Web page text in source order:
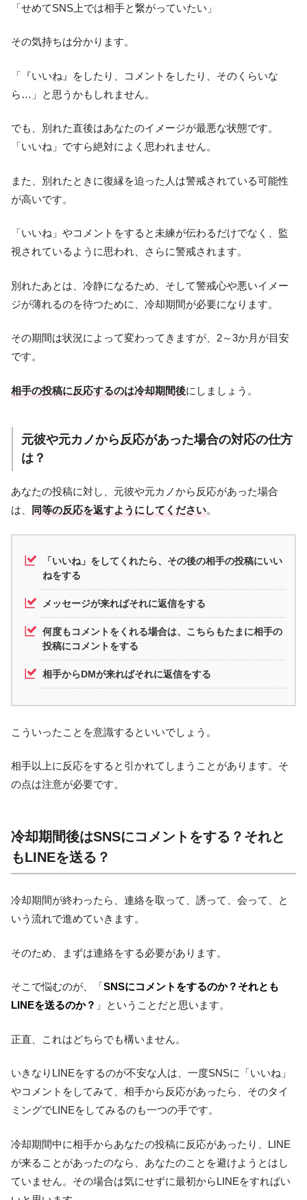
「せめてSNS上では相手と繋がっていたい」
その気持ちは分かります。
「『いいね』をしたり、コメントをしたり、そのくらいな
ら…」と思うかもしれません。
でも、別れた直後はあなたのイメージが最悪な状態です。
「いいね」ですら絶対によく思われません。
また、別れたときに復縁を迫った人は警戒されている可能性
が高いです。
「いいね」やコメントをすると未練が伝わるだけでなく、監
視されているように思われ、さらに警戒されます。
別れたあとは、冷静になるため、そして警戒心や悪いイメー
ジが薄れるのを待つために、冷却期間が必要になります。
その期間は状況によって変わってきますが、2～3か月が目安
です。
相手の投稿に反応するのは冷却期間後にしましょう。
元彼や元カノから反応があった場合の対応の仕方
は？
あなたの投稿に対し、元彼や元カノから反応があった場合
は、
同等の反応を返すようにしてください。
「いいね」をしてくれたら、その後の相手の投稿にいい
ねをする
メッセージが来ればそれに返信をする
何度もコメントをくれる場合は、こちらもたまに相手の
投稿にコメントをする
相手からDMが来ればそれに返信をする
こういったことを意識するといいでしょう。
相手以上に反応をすると引かれてしまうことがあります。そ
の点は注意が必要です。
冷却期間後はSNSにコメントをする？それと
もLINEを送る？
冷却期間が終わったら、連絡を取って、誘って、会って、と
いう流れで進めていきます。
そのため、まずは連絡をする必要があります。
そこで悩むのが、「SNSにコメントをするのか？それとも
LINEを送るのか？ 」ということだと思います。
正直、これはどちらでも構いません。
いきなりLINEをするのが不安な人は、一度SNSに「いいね」
やコメントをしてみて、相手から反応があったら、そのタイ
ミングでLINEをしてみるのも一つの手です。
冷却期間中に相手からあなたの投稿に反応があったり、LINE
が来ることがあったのなら、あなたのことを避けようとはし
ていません。その場合は気にせずに最初からLINEをすればい